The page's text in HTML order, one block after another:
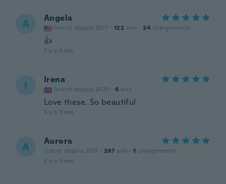
A Angela
Inscrit depuis 2017 · 122 avis · 24 chargements
👍
il y a 3 ans
I Irena
Inscrit depuis 2020 · 6 avis
Love these. So beautiful
il y a 3 ans
A Aurora
Inscrit depuis 2017 · 297 avis · 1 chargements
il y a 3 ans